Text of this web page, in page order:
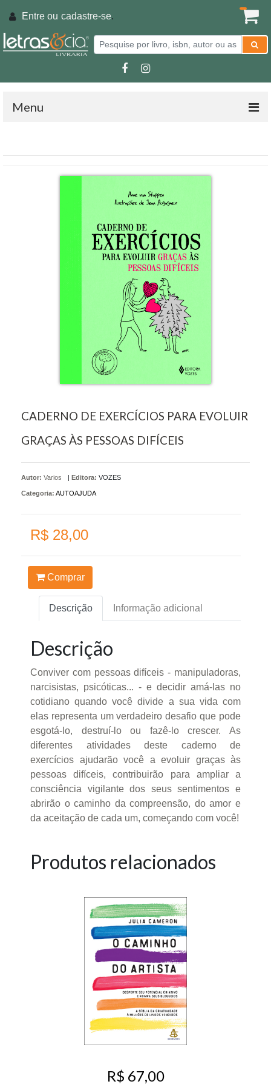
Entre ou cadastre-se.
Menu
CADERNO DE EXERCÍCIOS PARA EVOLUIR
GRAÇAS ÀS PESSOAS DIFÍCEIS
Autor: Varios | Editora: VOZES
Categoria: AUTOAJUDA
R$ 28,00
Comprar
Descrição Informação adicional
Descrição
Conviver com pessoas difíceis - manipuladoras,
narcisistas, psicóticas... - e decidir amá-las no
cotidiano quando você divide a sua vida com
elas representa um verdadeiro desafio que pode
esgotá-lo, destruí-lo ou fazê-lo crescer. As
diferentes atividades deste caderno de
exercícios ajudarão você a evoluir graças às
pessoas difíceis, contribuirão para ampliar a
consciência vigilante dos seus sentimentos e
abrirão o caminho da compreensão, do amor e
da aceitação de cada um, começando com você!
Produtos relacionados
R$ 67,00